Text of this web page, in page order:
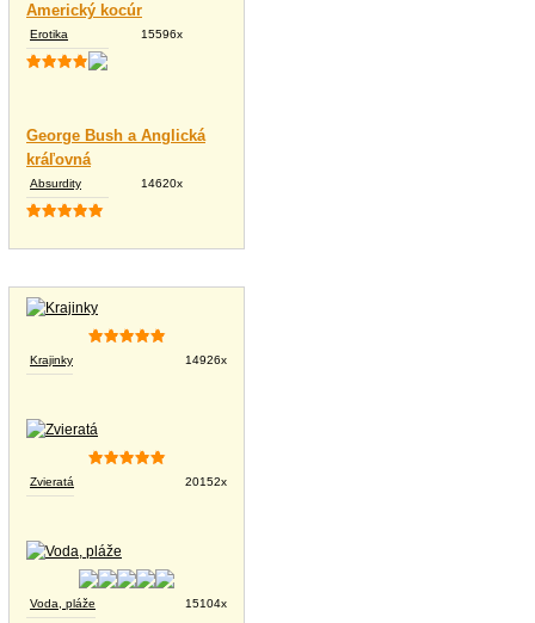
Americký kocúr
Erotika 15596x
George Bush a Anglická
kráľovná
Absurdity 14620x
Krajinky 14926x
Zvieratá 20152x
Voda, pláže 15104x